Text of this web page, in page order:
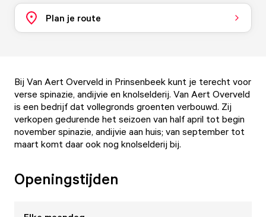
Plan je route
Bij Van Aert Overveld in Prinsenbeek kunt je terecht voor
verse spinazie, andijvie en knolselderij. Van Aert Overveld
is een bedrijf dat vollegronds groenten verbouwd. Zij
verkopen gedurende het seizoen van half april tot begin
november spinazie, andijvie aan huis; van september tot
maart komt daar ook nog knolselderij bij.
Openingstijden